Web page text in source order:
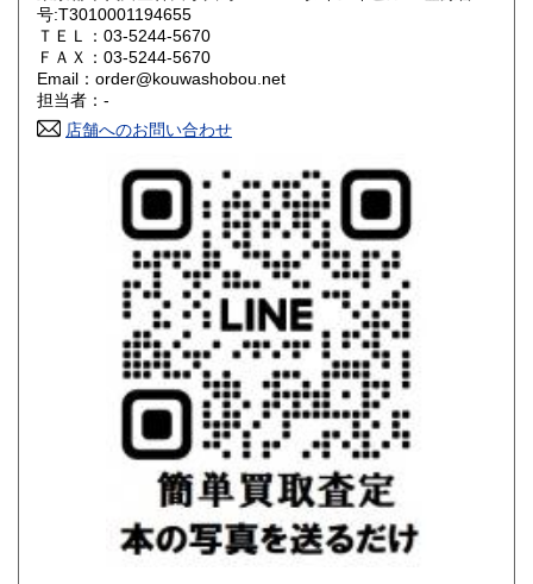
山口県
香川県 600円
高知県 600円
600円 長崎県
600円 大分県
600円 鹿児島県
600円
号:T3010001194655
ＴＥＬ：03-5244-5670
ＦＡＸ：03-5244-5670
Email：order@kouwashobou.net
担当者：-
店舗へのお問い合わせ